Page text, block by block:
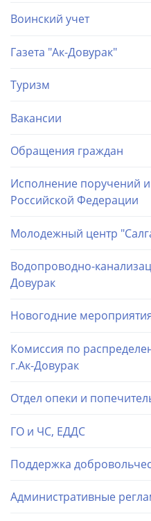
Воинский учет
Газета "Ак-Довурак"
Туризм
Вакансии
Обращения граждан
Исполнение поручений
Российской Федерации
Молодежный центр
Водопроводно-
Довурак
Новогодние
Комиссия по
г.Ак-Довурак
Отдел опеки и
ГО и ЧС, ЕДДС
Поддержка
Административные